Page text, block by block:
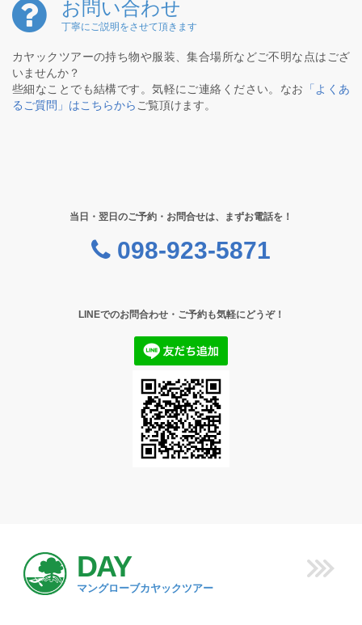
お問い合わせ
丁寧にご説明をさせて頂きます
カヤックツアーの持ち物や服装、集合場所などご不明な点はござ
いませんか？
些細なことでも結構です。気軽にご連絡ください。なお
「よくあ
るご質問」はこちらから ご覧頂けます。
当日・翌日のご予約・お問合せは、まずお電話を！
098-923-5871
LINEでのお問合わせ・ご予約も気軽にどうぞ！
DAY
マングローブカヤックツアー